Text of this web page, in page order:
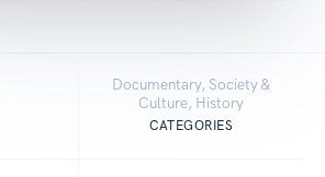
Documentary, Society &
Culture, History
CATEGORIES